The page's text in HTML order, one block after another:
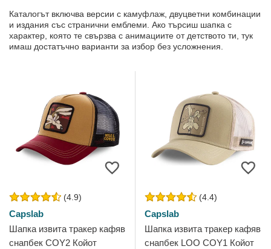
Каталогът включва версии с камуфлаж, двуцветни комбинации
и издания със странични емблеми. Ако търсиш шапка с
характер, която те свързва с анимациите от детството ти, тук
имаш достатъчно варианти за избор без усложнения.
(4.9)
Capslab
Шапка извита тракер кафяв
снапбек COY2 Койот
(4.4)
Capslab
Шапка извита тракер кафяв
снапбек LOO COY1 Койот